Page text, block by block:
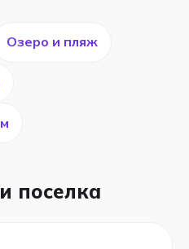
Озеро и пляж
поселка